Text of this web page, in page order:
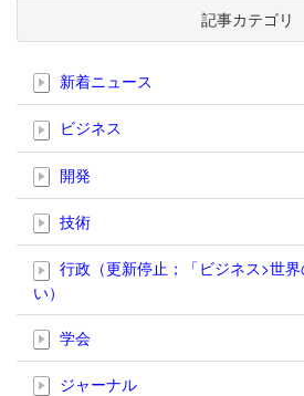
記事カテゴリ
新着ニュース
ビジネス
開発
技術
行政（更新停止；「ビジネス>世
い）
学会
ジャーナル